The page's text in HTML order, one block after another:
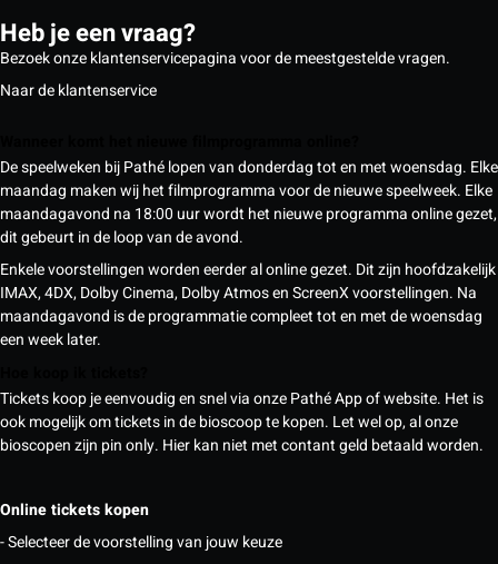
Heb je een vraag?
Bezoek onze klantenservicepagina voor de meestgestelde vragen.
Naar de klantenservice
De speelweken bij Pathé lopen van donderdag tot en met woensdag. Elke
maandag maken wij het filmprogramma voor de nieuwe speelweek. Elke
maandagavond na 18:00 uur wordt het nieuwe programma online gezet,
dit gebeurt in de loop van de avond.
Enkele voorstellingen worden eerder al online gezet. Dit zijn hoofdzakelijk
IMAX, 4DX, Dolby Cinema, Dolby Atmos en ScreenX voorstellingen. Na
maandagavond is de programmatie compleet tot en met de woensdag
een week later.
Tickets koop je eenvoudig en snel via onze Pathé App of website. Het is
ook mogelijk om tickets in de bioscoop te kopen. Let wel op, al onze
bioscopen zijn pin only. Hier kan niet met contant geld betaald worden.
Online tickets kopen
- Selecteer de voorstelling van jouw keuze